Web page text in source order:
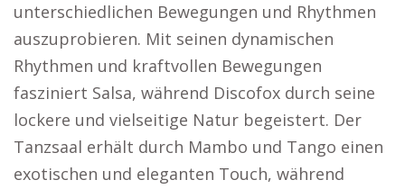
unterschiedlichen Bewegungen und Rhythmen
auszuprobieren. Mit seinen dynamischen
Rhythmen und kraftvollen Bewegungen
fasziniert Salsa, während Discofox durch seine
lockere und vielseitige Natur begeistert. Der
Tanzsaal erhält durch Mambo und Tango einen
exotischen und eleganten Touch, während